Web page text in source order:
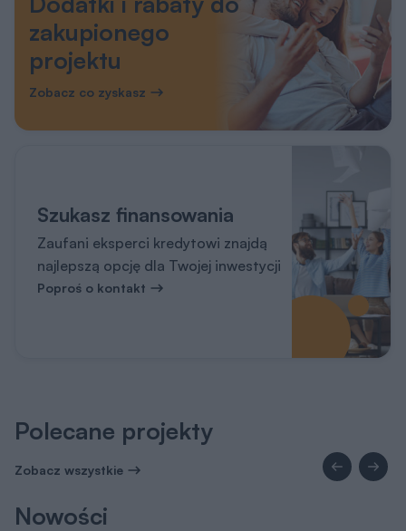
zakupionego
projektu
Zobacz co zyskasz
Szukasz finansowania
Zaufani eksperci kredytowi znajdą
najlepszą opcję dla Twojej inwestycji
Poproś o kontakt
Polecane projekty
Zobacz wszystkie
Nowości